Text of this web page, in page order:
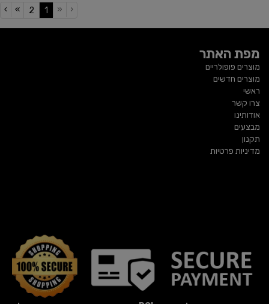
‹
«
1
(current)
2
»
›
מפת האתר
מוצרים פופולריים
מוצרים חדשים
ראשי
צרו קשר
אודותינו
מבצעים
תקנון
מדיניות פרטיות